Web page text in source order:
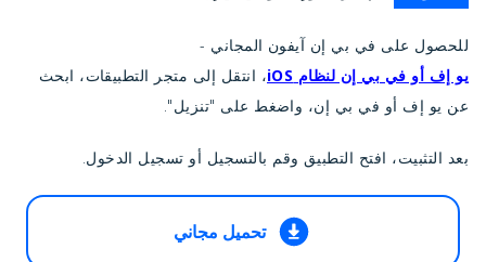
للحصول على في بي إن آيفون المجاني -
يو إف أو في بي إن لنظام iOS
، انتقل إلى متجر التطبيقات، ابحث
عن يو إف أو في بي إن، واضغط على "تنزيل".
بعد التثبيت، افتح التطبيق وقم بالتسجيل أو تسجيل الدخول.
تحميل مجاني